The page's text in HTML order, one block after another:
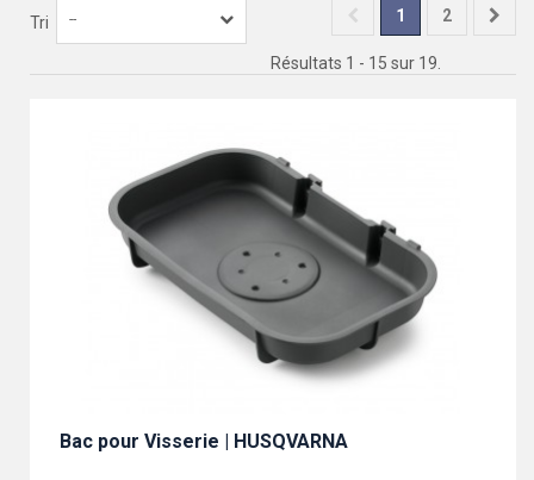
Tri -- 1 2
Résultats 1 - 15 sur 19.
Bac pour Visserie | HUSQVARNA